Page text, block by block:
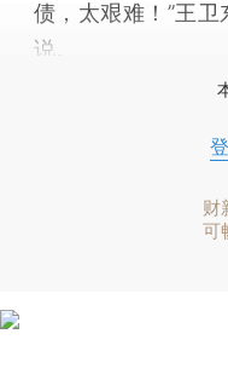
债，太艰难！”王
说。
财
可